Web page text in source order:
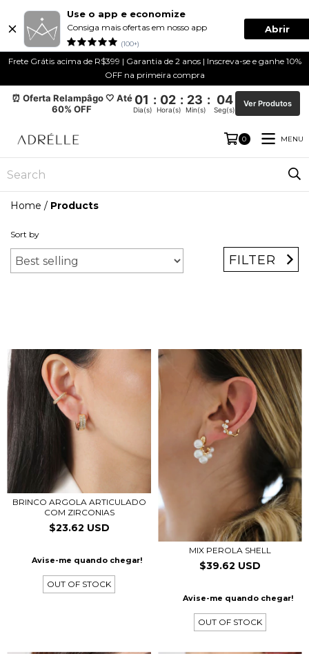
Use o app e economize
Consiga mais ofertas em nosso app
(100+)
Abrir
Frete Grátis acima de R$399 | Garantia de 2 anos | Inscreva-se e ganhe 10%
OFF na primeira compra
⏰ Oferta Relampâgo 🤍 Até
60% OFF
01 : 02 : 23 : 04
Dia(s) Hora(s) Min(s) Seg(s)
Ver Produtos
0 MENU
Home / Products
Sort by
FILTER
BRINCO ARGOLA ARTICULADO
COM ZIRCONIAS
$23.62 USD
Avise-me quando chegar!
OUT OF STOCK
MIX PEROLA SHELL
$39.62 USD
Avise-me quando chegar!
OUT OF STOCK